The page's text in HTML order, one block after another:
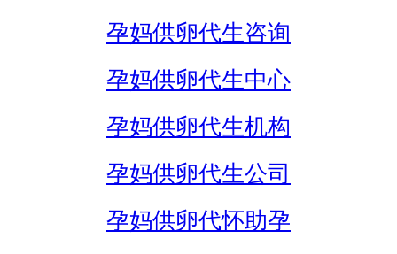
孕妈供卵代生咨询
孕妈供卵代生中心
孕妈供卵代生机构
孕妈供卵代生公司
孕妈供卵代怀助孕